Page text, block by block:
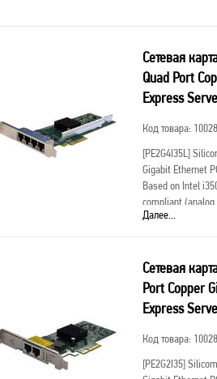
Сетевая
Quad Port
Express
Код товара:
[PE2G4I35L]
Gigabit Ethernet
Based on Intel
compliant (analog
Далее...
Сетевая
Port Copper
Express
Код товара:
[PE2G2I35]Silicom